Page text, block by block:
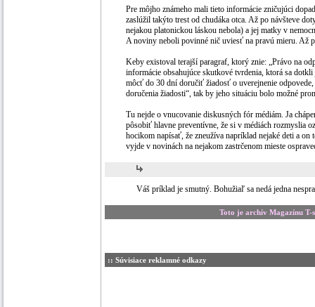
Pre môjho známeho mali tieto informácie zničujúci
zaslúžil takýto trest od chudáka otca. Až po návšteve
nejakou platonickou láskou nebola) a jej matky v
A noviny neboli povinné nič uviesť na pravú mieru. Až
Keby existoval terajší paragraf, ktorý znie: „Právo na
informácie obsahujúce skutkové tvrdenia, ktorá sa
môcť do 30 dní doručiť žiadosť o uverejnenie
doručenia žiadosti“, tak by jeho situáciu bolo možné
Tu nejde o vnucovanie diskusných fór médiám. Ja
pôsobiť hlavne preventívne, že si v médiách rozmyslia
hocikom napísať, že zneužíva napríklad nejaké deti a
vyjde v novinách na nejakom zastrčenom mieste
Váš príklad je smutný. Bohužiaľ sa nedá jedna
Toto je archív Magazínu
:: Súvisiace reklamné odkazy